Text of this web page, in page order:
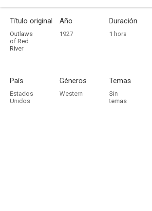
Título original
Outlaws
of Red
River
Año
1927
Duración
1 hora
País
Estados
Unidos
Géneros
Western
Temas
Sin
temas